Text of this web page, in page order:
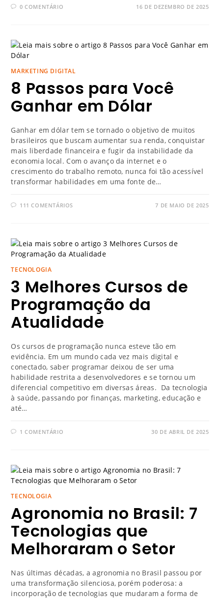
0 COMENTÁRIO 16 DE DEZEMBRO DE 2025
MARKETING DIGITAL
8 Passos para Você
Ganhar em Dólar
Ganhar em dólar tem se tornado o objetivo de muitos
brasileiros que buscam aumentar sua renda, conquistar
mais liberdade financeira e fugir da instabilidade da
economia local. Com o avanço da internet e o
crescimento do trabalho remoto, nunca foi tão acessível
transformar habilidades em uma fonte de…
111 COMENTÁRIOS 7 DE MAIO DE 2025
TECNOLOGIA
3 Melhores Cursos de
Programação da
Atualidade
Os cursos de programação nunca esteve tão em
evidência. Em um mundo cada vez mais digital e
conectado, saber programar deixou de ser uma
habilidade restrita a desenvolvedores e se tornou um
diferencial competitivo em diversas áreas. Da tecnologia
à saúde, passando por finanças, marketing, educação e
até…
1 COMENTÁRIO 30 DE ABRIL DE 2025
TECNOLOGIA
Agronomia no Brasil: 7
Tecnologias que
Melhoraram o Setor
Nas últimas décadas, a agronomia no Brasil passou por
uma transformação silenciosa, porém poderosa: a
incorporação de tecnologias que mudaram a forma de